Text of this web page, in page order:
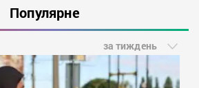
Популярне
за тиждень